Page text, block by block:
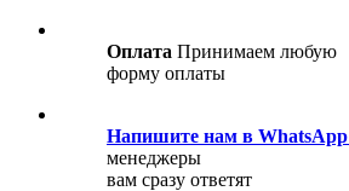
Оплата Принимаем любую
форму оплаты
Напишите нам в WhatsApp
менеджеры
вам сразу ответят